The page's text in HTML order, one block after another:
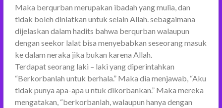
Maka berqurban merupakan ibadah yang mulia, dan
tidak boleh diniatkan untuk selain Allah. sebagaimana
dijelaskan dalam hadits bahwa berqurban walaupun
dengan seekor lalat bisa menyebabkan seseorang masuk
ke dalam neraka jika bukan karena Allah.
Terdapat seorang laki – laki yang diperintahkan
“Berkorbanlah untuk berhala.” Maka dia menjawab, “Aku
tidak punya apa-apa u ntuk dikorbankan.” Maka mereka
mengatakan, “berkorbanlah, walaupun hanya dengan